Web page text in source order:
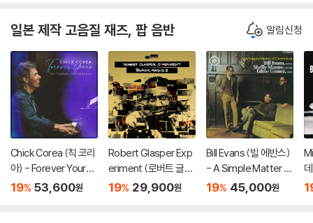
일본 제작 고음질 재즈, 팝 음반 알림신청
Chick Corea (칙 코리
아) - Forever Yours -
The Farewell Perfor
19% 53,600원
Robert Glasper Exp
eriment (로버트 글래
스퍼 익스페리먼트) -
19% 29,900원
Bill Evans (빌 에반스)
- A Simple Matter O
f Conviction [UHQC
19% 45,000원